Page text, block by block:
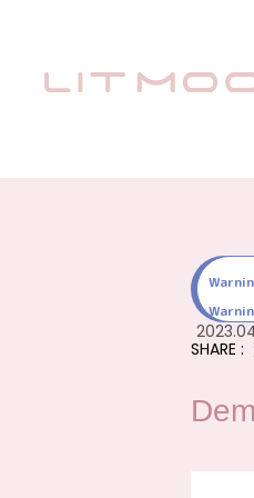
SHARE :